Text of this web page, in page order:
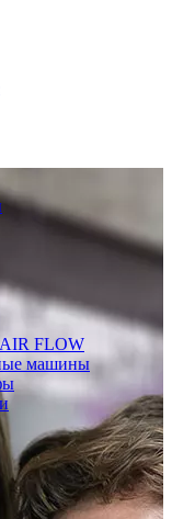
FLOW
машины